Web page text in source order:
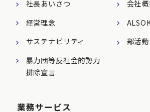
社長あいさつ
会社
経営理念
サステナビリティ
部活動
暴力団等反社会的勢力
排除宣言
業務サービス